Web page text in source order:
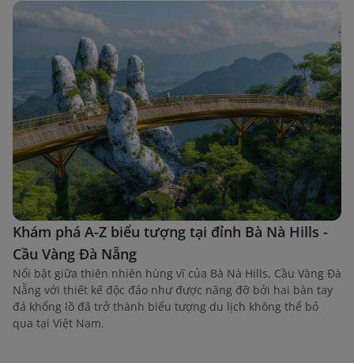
Khám phá A-Z biểu tượng tại đỉnh Bà Nà Hills -
Cầu Vàng Đà Nẵng
Nổi bật giữa thiên nhiên hùng vĩ của Bà Nà Hills, Cầu Vàng Đà
Nẵng với thiết kế độc đáo như được nâng đỡ bởi hai bàn tay
đá khổng lồ đã trở thành biểu tượng du lịch không thể bỏ
qua tại Việt Nam.